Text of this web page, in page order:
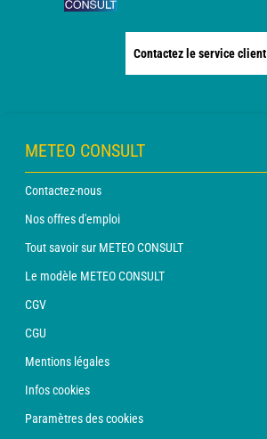
Contactez le service client
METEO CONSULT
Contactez-nous
Nos offres d'emploi
Tout savoir sur METEO CONSULT
Le modèle METEO CONSULT
CGV
CGU
Mentions légales
Infos cookies
Paramètres des cookies